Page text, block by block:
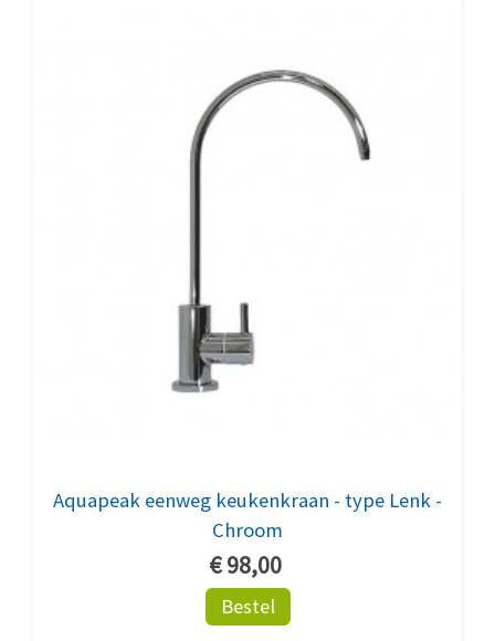
Aquapeak eenweg keukenkraan - type Lenk -
Chroom
€ 98,00
Bestel